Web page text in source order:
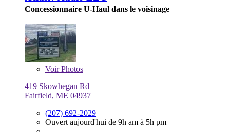
Concessionnaire U-Haul dans le voisinage
VoirPhotos
419 Skowhegan Rd
Fairfield, ME 04937
(207) 692-2029
Ouvert aujourd'hui de 9h am à 5h pm